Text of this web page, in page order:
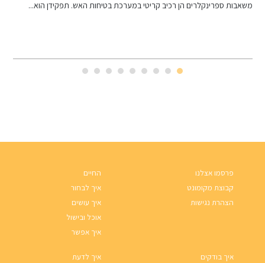
משאבות ספרינקלרים הן רכיב קריטי במערכת בטיחות האש. תפקידן הוא...
פרסמו אצלנו
קבוצת מקומונט
הצהרת נגישות
החיים
איך לבחור
איך עושים
אוכל ובישול
איך אפשר
איך בודקים איך לדעת